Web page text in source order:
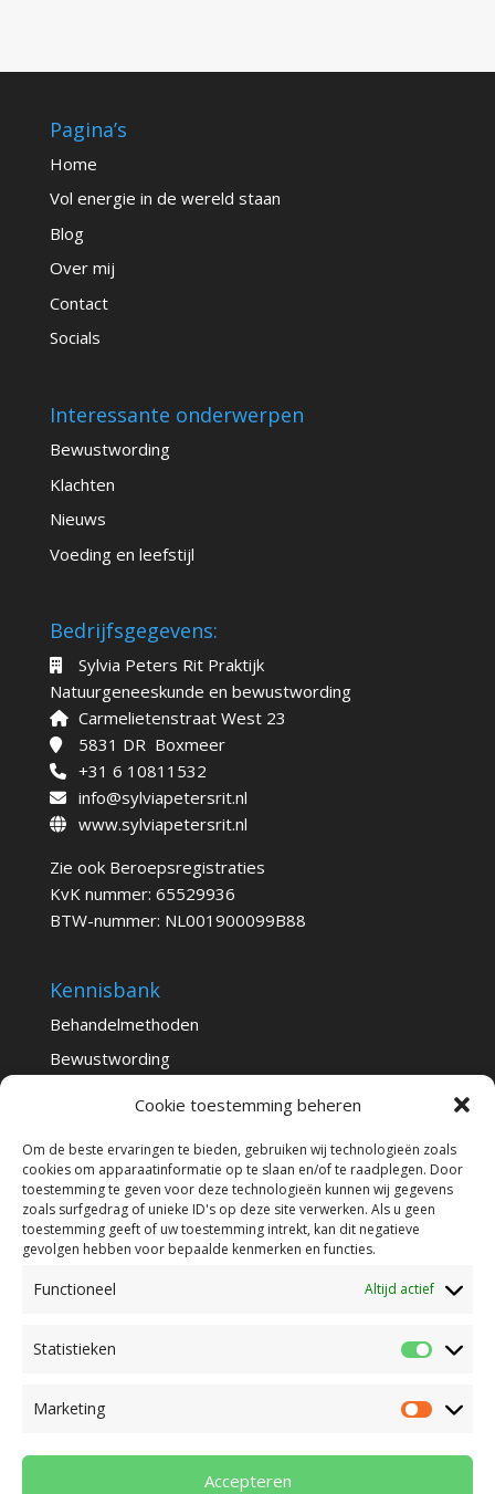
Cookie toestemming beheren
Om de beste ervaringen te bieden, gebruiken wij technologieën zoals
cookies om apparaatinformatie op te slaan en/of te raadplegen. Door
toestemming te geven voor deze technologieën kunnen wij gegevens
zoals surfgedrag of unieke ID's op deze site verwerken. Als u geen
toestemming geeft of uw toestemming intrekt, kan dit negatieve
gevolgen hebben voor bepaalde kenmerken en functies.
Functioneel Altijd actief
Statistieken
Marketing
Accepteren
Pagina’s
Home
Vol energie in de wereld staan
Blog
Over mij
Contact
Socials
Interessante onderwerpen
Bewustwording
Klachten
Nieuws
Voeding en leefstijl
Bedrijfsgegevens:
Sylvia Peters Rit Praktijk
Natuurgeneeskunde en bewustwording
Carmelietenstraat West 23
5831 DR Boxmeer
+31 6 10811532
info@sylviapetersrit.nl
www.sylviapetersrit.nl
Zie ook Beroepsregistraties
KvK nummer: 65529936
BTW-nummer: NL001900099B88
Kennisbank
Behandelmethoden
Bewustwording
Behandelovereenkomst en tarieven
Cookiebeleid (EU)